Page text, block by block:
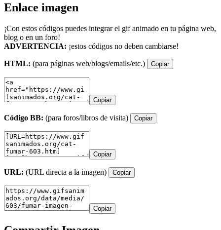
Enlace imagen
¡Con estos códigos puedes integrar el gif animado en tu página web,
blog o en un foro!
ADVERTENCIA: ¡estos códigos no deben cambiarse!
HTML: (para páginas web/blogs/emails/etc.) Copiar
Copiar
Código BB: (para foros/libros de visita) Copiar
Copiar
URL: (URL directa a la imagen) Copiar
Copiar